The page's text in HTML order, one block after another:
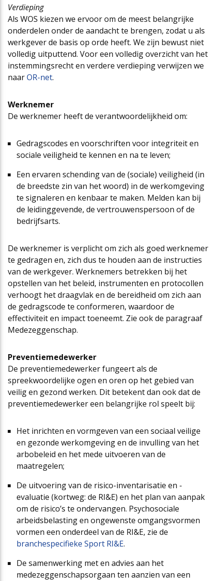
Verdieping
Als WOS kiezen we ervoor om de meest belangrijke
onderdelen onder de aandacht te brengen, zodat u als
werkgever de basis op orde heeft. We zijn bewust niet
volledig uitputtend. Voor een volledig overzicht van het
instemmingsrecht en verdere verdieping verwijzen we
naarOR-net.
Werknemer
De werknemer heeft de verantwoordelijkheid om:
Gedragscodes en voorschriften voor integriteit en
sociale veiligheid te kennen en na te leven;
Een ervaren schending van de (sociale) veiligheid (in
de breedste zin van het woord) in de werkomgeving
te signaleren en kenbaar te maken. Melden kan bij
de leidinggevende, de vertrouwenspersoon of de
bedrijfsarts.
De werknemer is verplicht om zich als goed werknemer
te gedragen en, zich dus te houden aan de instructies
van de werkgever. Werknemers betrekken bij het
opstellen van het beleid, instrumenten en protocollen
verhoogt het draagvlak en de bereidheid om zich aan
de gedragscode te conformeren, waardoor de
effectiviteit en impact toeneemt. Zie ook de paragraaf
Medezeggenschap.
Preventiemedewerker
De preventiemedewerker fungeert als de
spreekwoordelijke ogen en oren op het gebied van
veilig en gezond werken. Dit betekent dan ook dat de
preventiemedewerker een belangrijke rol speelt bij:
Het inrichten en vormgeven van een sociaal veilige
en gezonde werkomgeving en de invulling van het
arbobeleid en het mede uitvoeren van de
maatregelen;
De uitvoering van de risico-inventarisatie en -
evaluatie (kortweg: de RI&E) en het plan van aanpak
om de risico’s te ondervangen. Psychosociale
arbeidsbelasting en ongewenste omgangsvormen
vormen een onderdeel van de RI&E, zie de
branchespecifieke Sport RI&E.
De samenwerking met en advies aan het
medezeggenschapsorgaan ten aanzien van een